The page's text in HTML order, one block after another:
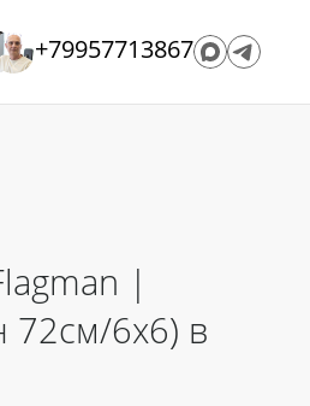
+79957713867
|
72см/6х6) в